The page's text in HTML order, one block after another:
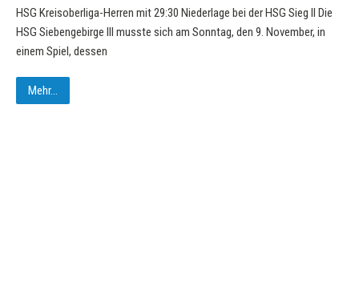
HSG Kreisoberliga-Herren mit 29:30 Niederlage bei der HSG Sieg II Die
HSG Siebengebirge III musste sich am Sonntag, den 9. November, in
einem Spiel, dessen
Mehr...